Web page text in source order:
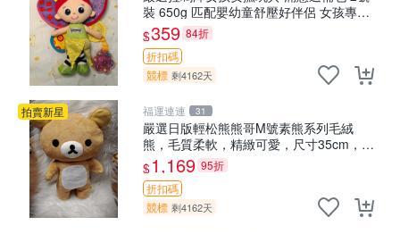
裝 650g 匹配嬰幼童舒壓好伴侶 女孩專用
安心選擇 安撫玩偶 衝包 玩具
$359 84折
折扣碼
競標 剩4162天
拍賣新星 福運連連 31
嚴選日版輕松熊熊哥M號素熊系列毛絨
熊，毛質柔軟，精緻可愛，尺寸35cm，保
存狀態優異。收藏或贈送皆為佳選。 中古
毛絨熊 毛玩偶
$1,169 95折
折扣碼
競標 剩4162天